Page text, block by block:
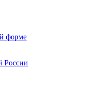
форме
России